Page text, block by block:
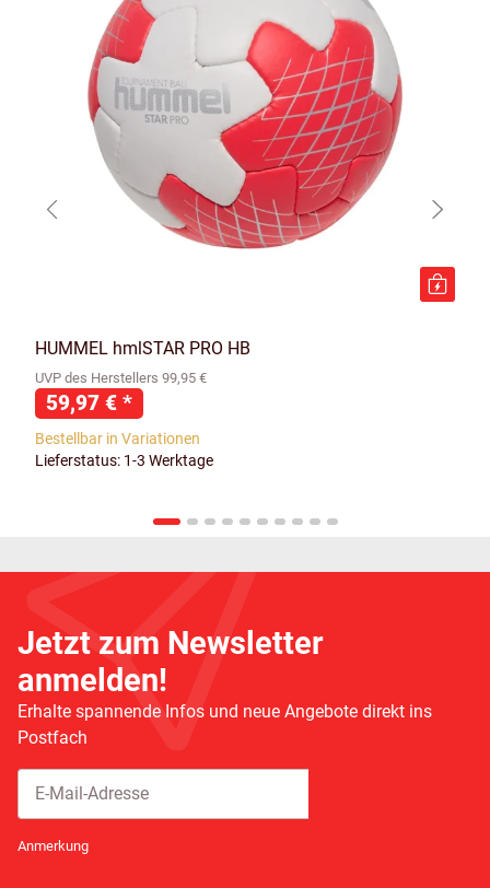
HUMMEL hmlSTAR PRO HB
UVP des Herstellers 99,95 €
59,97 € *
Bestellbar in Variationen
Lieferstatus: 1-3 Werktage
Jetzt zum Newsletter
anmelden!
Erhalte spannende Infos und neue Angebote direkt ins
Postfach
Anmerkung